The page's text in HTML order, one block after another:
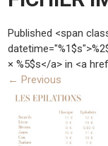
Published <span
× %5$s</a> in <a
← Previous